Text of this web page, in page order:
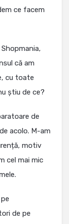
ce facem
că am
cu toate
știu de ce?
de
acolo. M-am
motiv
cel mai mic
de pe